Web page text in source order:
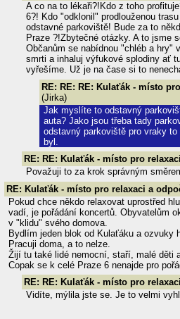
A co na to lékaři?!Kdo z toho
6?! Kdo "odklonil" prodlouženou
odstavné parkoviště! Bude za to
Praze ?!Zbytečné otázky. A to jsme
Občanům se nabídnou "chléb a hry"
smrti a inhaluj výfukové splodiny ať
vyřešíme. Už je na čase si to
RE: RE: RE: Kulaťák - místo
(Jirka)
Jak myslíte to odstavný
auta? Jako jsou třeba tady
odstavný parkoviště pro vraky
byl.
RE: RE: Kulaťák - místo pro
Považuji to za krok správným
RE: Kulaťák - místo pro relaxaci a
Pokud chce někdo relaxovat uprostřed
vadí, je pořádání koncertů. Obyvatelům
v "klidu" svého domova.
Bydlím jeden blok od Kulaťáku a ozvuky
Pracuji doma, a to nelze.
Žijí tu také lidé nemocní, staří, malé děti
Copak se k celé Praze 6 nenajde pro
RE: RE: Kulaťák - místo pro
Vidíte, mýlila jste se. Je to velmi